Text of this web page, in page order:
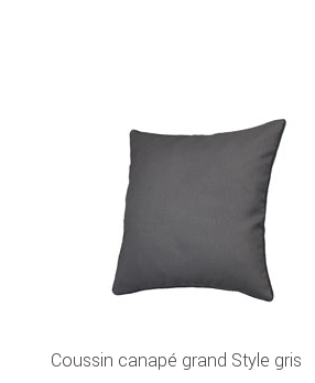
Coussin canapé grand Style gris